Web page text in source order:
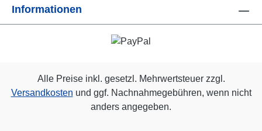
Informationen
Alle Preise inkl. gesetzl. Mehrwertsteuer zzgl.
Versandkosten und ggf. Nachnahmegebühren, wenn nicht
anders angegeben.